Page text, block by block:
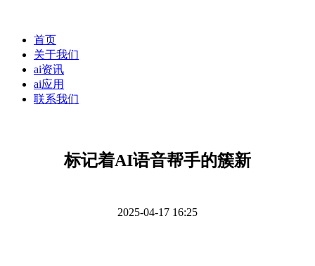
首页
关于我们
ai资讯
ai应用
联系我们
标记着AI语音帮手的簇新
2025-04-17 16:25